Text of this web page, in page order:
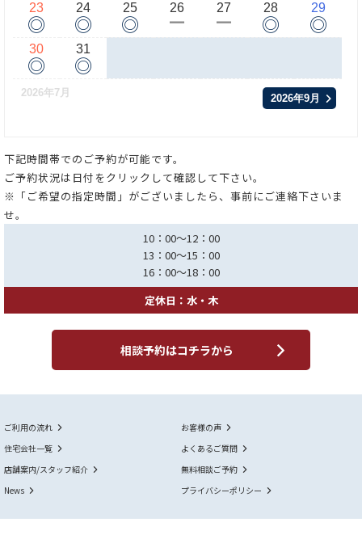
23
◎
24
◎
25
◎
26
ー
27
ー
28
◎
29
◎
30
◎
31
◎
2026年7月 2026年9月
下記時間帯でのご予約が可能です。
ご予約状況は日付をクリックして確認して下さい。
※「ご希望の指定時間」がございましたら、事前にご連絡下さいま
せ。
10：00～12：00
13：00～15：00
16：00～18：00
定休日：水・木
相談予約はコチラから
ご利用の流れ
お客様の声
住宅会社一覧
よくあるご質問
店舗案内/スタッフ紹介
無料相談ご予約
News
プライバシーポリシー